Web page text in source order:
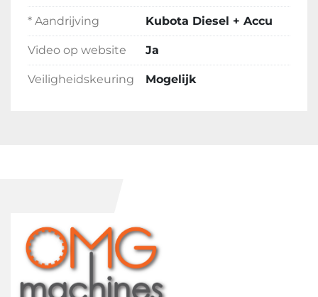
* Aandrijving Kubota Diesel + Accu
Video op website Ja
Veiligheidskeuring Mogelijk